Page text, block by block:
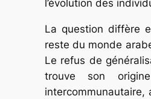
l’évolution des
La question diffère
reste du monde
Le refus de
trouve son
intercommunautaire,